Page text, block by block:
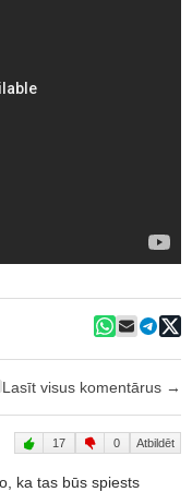
Lasīt visus komentārus →
17 0 Atbildēt
ka tas būs spiests